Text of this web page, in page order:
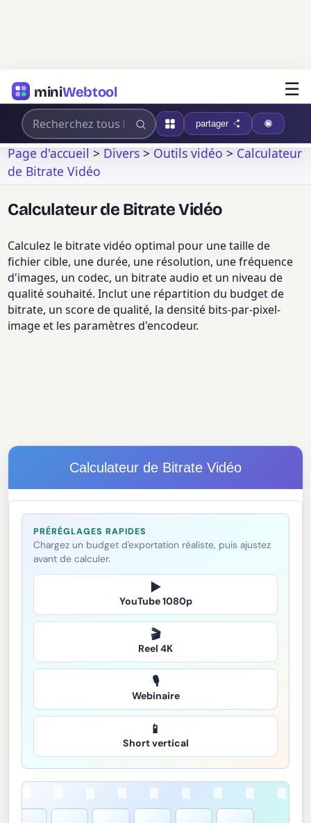
miniWebtool ☰
partager
Page d'accueil>Divers>Outils vidéo>Calculateur
de Bitrate Vidéo
Calculateur de Bitrate Vidéo
Calculez le bitrate vidéo optimal pour une taille de
fichier cible, une durée, une résolution, une fréquence
d'images, un codec, un bitrate audio et un niveau de
qualité souhaité. Inclut une répartition du budget de
bitrate, un score de qualité, la densité bits-par-pixel-
image et les paramètres d'encodeur.
Calculateur de Bitrate Vidéo
PRÉRÉGLAGES RAPIDES
Chargez un budget d'exportation réaliste, puis ajustez
avant de calculer.
▶
YouTube 1080p
🎬
Reel 4K
🎙️
Webinaire
📱
Short vertical